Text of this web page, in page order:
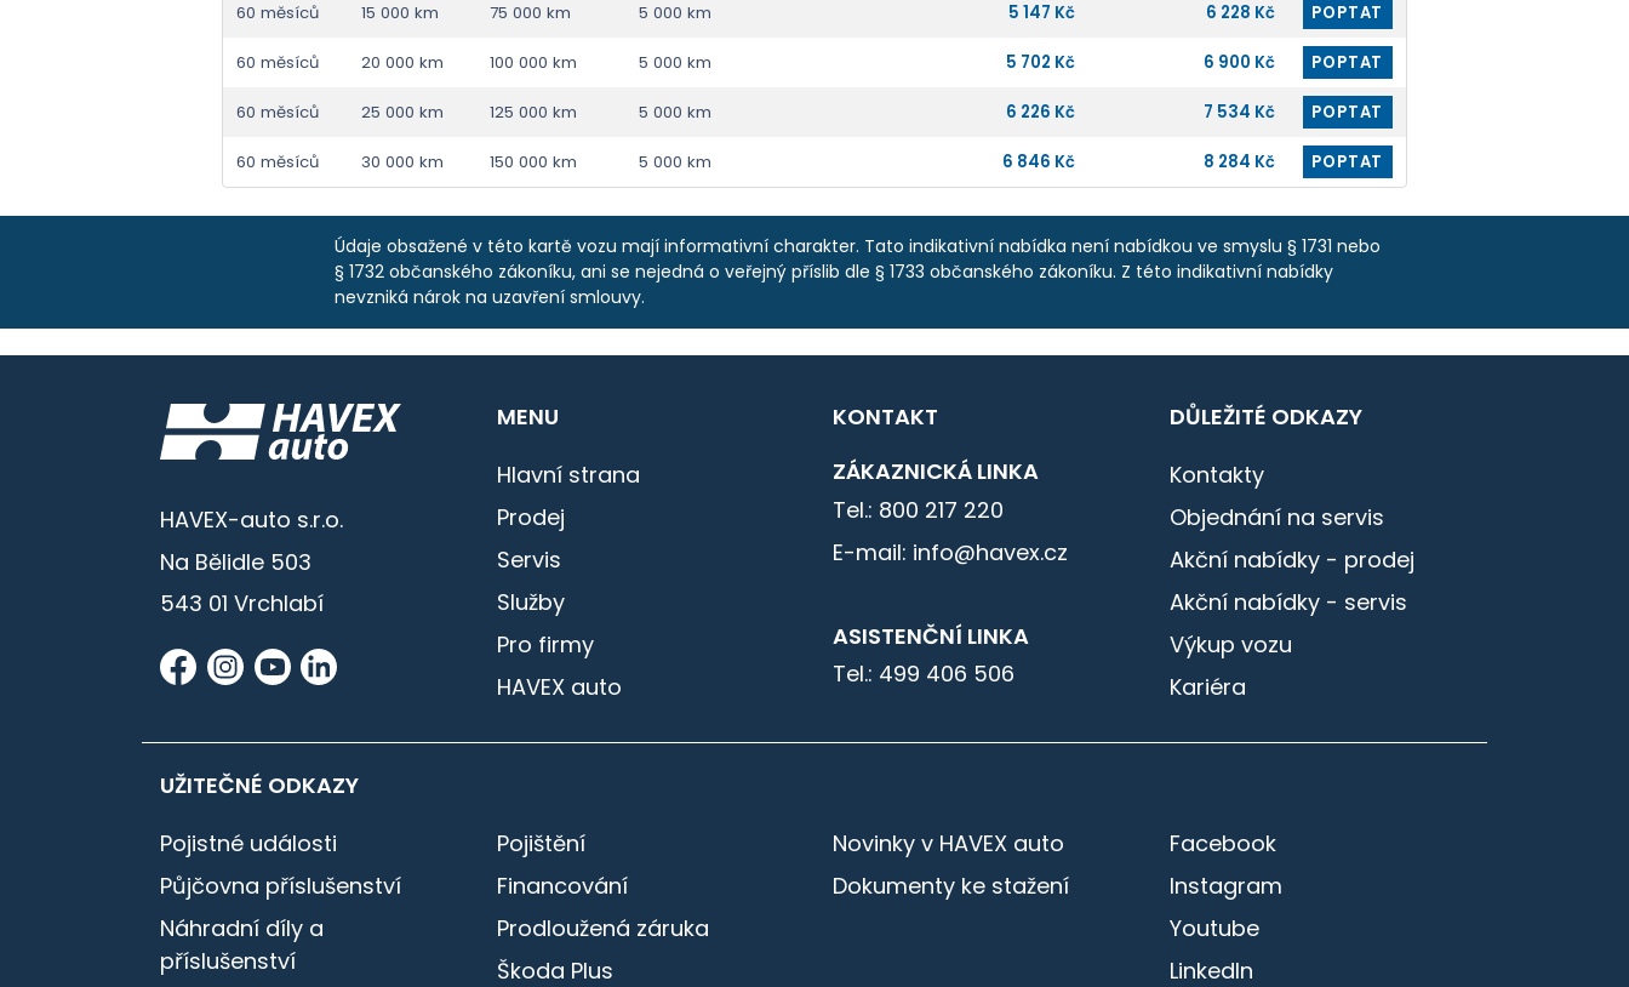
60 měsíců 15 000 km 75 000 km 5 000 km 5 147 Kč 6 228 Kč POPTAT
60 měsíců 20 000 km 100 000 km 5 000 km 5 702 Kč 6 900 Kč POPTAT
60 měsíců 25 000 km 125 000 km 5 000 km 6 226 Kč 7 534 Kč POPTAT
60 měsíců 30 000 km 150 000 km 5 000 km 6 846 Kč 8 284 Kč POPTAT
Údaje obsažené v této kartě vozu mají informativní charakter. Tato indikativní nabídka není nabídkou ve smyslu § 1731 nebo
§ 1732 občanského zákoníku, ani se nejedná o veřejný příslib dle § 1733 občanského zákoníku. Z této indikativní nabídky
nevzniká nárok na uzavření smlouvy.
HAVEX-auto s.r.o.
Na Bělidle 503
543 01 Vrchlabí
MENU
Hlavní strana
Prodej
Servis
Služby
Pro firmy
HAVEX auto
KONTAKT
ZÁKAZNICKÁ LINKA
Tel.: 800 217 220
E-mail: info@havex.cz
ASISTENČNÍ LINKA
Tel.: 499 406 506
DŮLEŽITÉ ODKAZY
Kontakty
Objednání na servis
Akční nabídky - prodej
Akční nabídky - servis
Výkup vozu
Kariéra
UŽITEČNÉ ODKAZY
Pojistné události
Půjčovna příslušenství
Náhradní díly a
příslušenství
Pojištění
Financování
Prodloužená záruka
Škoda Plus
Novinky v HAVEX auto
Dokumenty ke stažení
Facebook
Instagram
Youtube
LinkedIn